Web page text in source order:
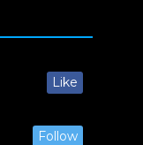
Like
Follow